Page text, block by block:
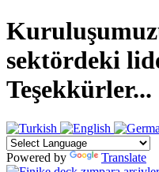
sektördeki
Teşekkürler...
Powered by Translate